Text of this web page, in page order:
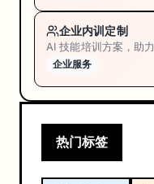
企业内训定制
AI 技能培训方案，助
企业服务
热门标签